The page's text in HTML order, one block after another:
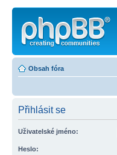
Obsah fóra
Přihlásit se
Uživatelské jméno:
Heslo: